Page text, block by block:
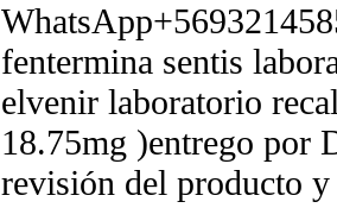
fentermina sentis
elvenir laboratorio
18.75mg )entrego por
revisión del producto